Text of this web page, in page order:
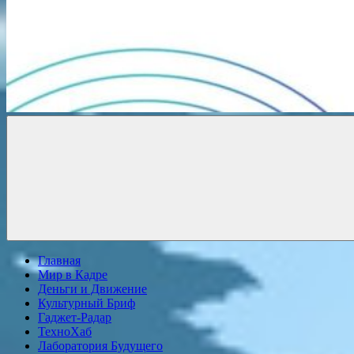
Главная
Мир в Кадре
Деньги и Движение
Культурный Бриф
Гаджет-Радар
ТехноХаб
Лаборатория Будущего